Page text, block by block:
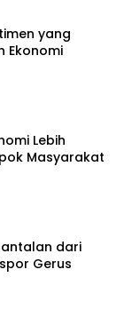
yang
Ekonomi
Lebih
Masyarakat
dari
Gerus